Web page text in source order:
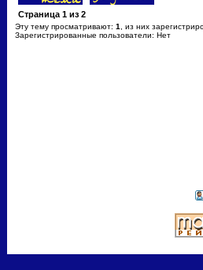
Страница 1 из 2
Эту тему просматривают: 1
, из них
Зарегистрированные пользователи: Нет